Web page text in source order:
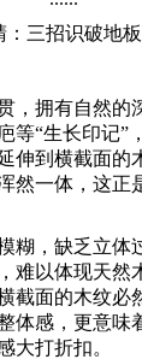
：三招识破地
，拥有自然的
等“生长印记”
伸到横截面的
然一体，这正
糊，缺乏立体
难以体现天然
截面的木纹必
体感，更意味
大打折扣。